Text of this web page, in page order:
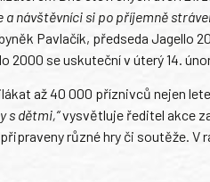
a návštěvníci si po příjemně
Pavlačík, předseda Jagello
2000 se uskuteční v úterý 14.
až 40 000 příznivců nejen
s dětmi,“vysvětluje ředitel akce
různé hry či soutěže.